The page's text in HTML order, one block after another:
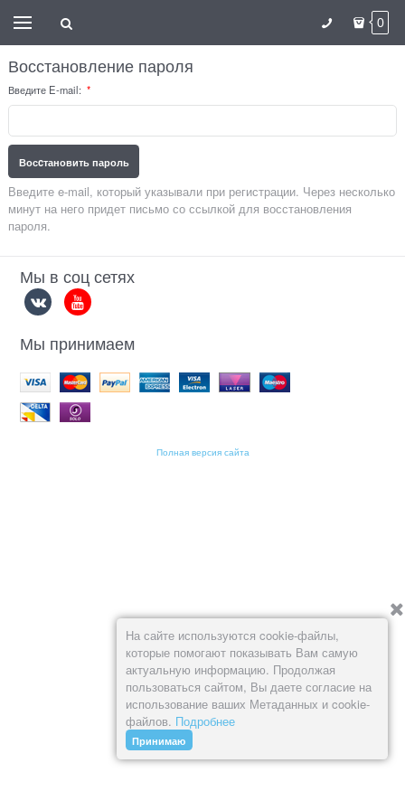
0
Восстановление пароля
Введите E-mail:
Восcтановить пароль
Введите e-mail, который указывали при регистрации. Через несколько
минут на него придет письмо со ссылкой для восстановления
пароля.
Мы в соц сетях
Мы принимаем
Полная версия сайта
На сайте используются cookie-файлы,
которые помогают показывать Вам самую
актуальную информацию. Продолжая
пользоваться сайтом, Вы даете согласие на
использование ваших Метаданных и cookie-
файлов. Подробнее
Принимаю